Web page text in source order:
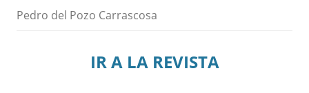
Pedro del Pozo Carrascosa
IR A LA REVISTA